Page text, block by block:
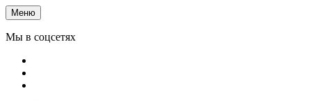
Меню
Мы в соцсетях